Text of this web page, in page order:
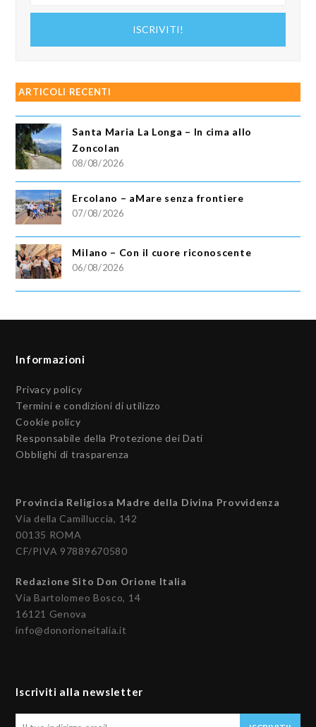
ISCRIVITI!
ARTICOLI RECENTI
Santa Maria La Longa – In cima allo
Zoncolan
08/08/2026
Ercolano – aMare senza frontiere
07/08/2026
Milano – Con il cuore riconoscente
06/08/2026
Informazioni
Privacy policy
Termini e condizioni di utilizzo
Cookie policy
Responsabile della Protezione dei Dati
Obblighi di trasparenza
Provincia Religiosa Madre della Divina Provvidenza
Via della Camilluccia, 142
00135 ROMA
CF/PIVA 97889670580
Redazione Sito Don Orione Italia
Via Bartolomeo Bosco, 14
16121 Genova
info@donorioneitalia.it
Iscriviti alla newsletter